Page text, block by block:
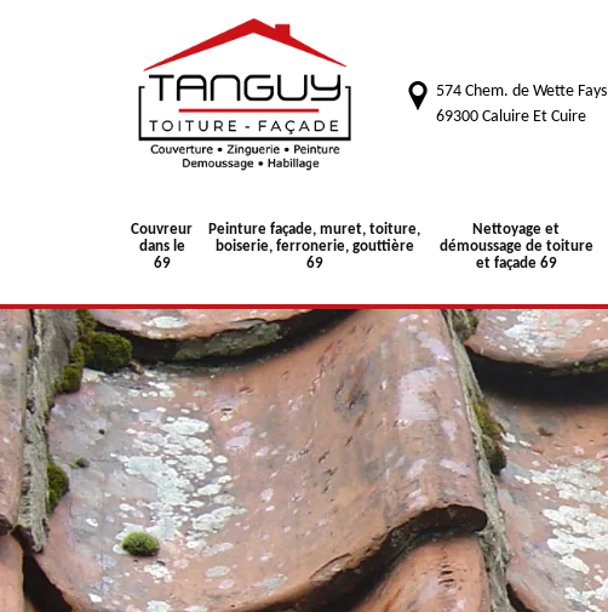
574 Chem. de Wette Fays
69300 Caluire Et Cuire
Couvreur
dans le
69
Peinture façade, muret, toiture,
boiserie, ferronerie, gouttière
69
Nettoyage et
démoussage de toiture
et façade 69